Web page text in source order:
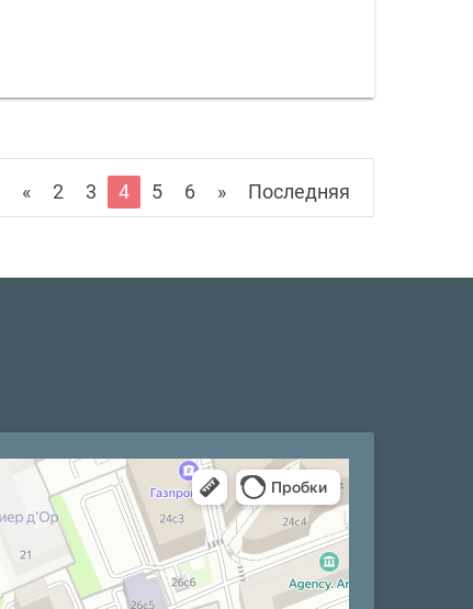
« 2 3 4 5 6 » Последняя